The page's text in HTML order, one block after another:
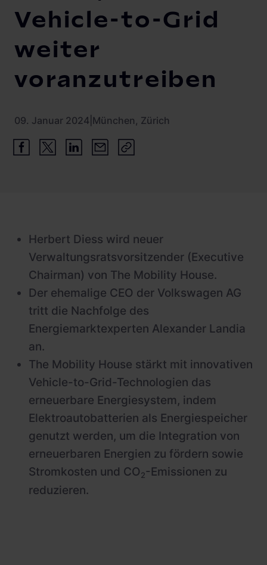
Vehicle-to-Grid
weiter
voranzutreiben
09. Januar 2024 München, Zürich
Herbert Diess wird neuer
Verwaltungsratsvorsitzender (Executive
Chairman) von The Mobility House.
Der ehemalige CEO der Volkswagen AG
tritt die Nachfolge des
Energiemarktexperten Alexander Landia
an.
The Mobility House stärkt mit innovativen
Vehicle-to-Grid-Technologien das
erneuerbare Energiesystem, indem
Elektroautobatterien als Energiespeicher
genutzt werden, um die Integration von
erneuerbaren Energien zu fördern sowie
Stromkosten und CO2-Emissionen zu
reduzieren.